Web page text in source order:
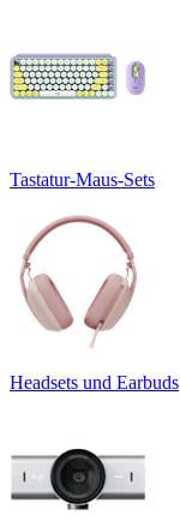
Tastatur-Maus-Sets
Headsets und Earbuds